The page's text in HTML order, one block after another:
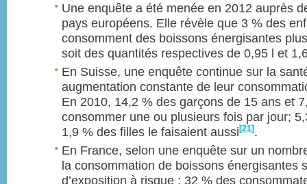
Une enquête a été menée en 2012 auprès
pays européens. Elle révèle que 3 % des
consomment des boissons énergisantes
soit des quantités respectives de 0,95 l et
En Suisse, une enquête continue sur la
augmentation constante de leur
En 2010, 14,2 % des garçons de 15 ans et
consommer une ou plusieurs fois par jour;
1,9 % des filles le faisaient aussi [21] .
En France, selon une enquête sur un
la consommation de boissons énergisantes
d’exposition à risque : 32 % des